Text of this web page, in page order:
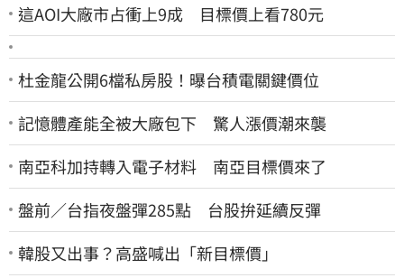
這AOI大廠市占衝上9成 目標價上看780元
杜金龍公開6檔私房股！曝台積電關鍵價位
記憶體產能全被大廠包下 驚人漲價潮來襲
南亞科加持轉入電子材料 南亞目標價來了
盤前／台指夜盤彈285點 台股拚延續反彈
韓股又出事？高盛喊出「新目標價」